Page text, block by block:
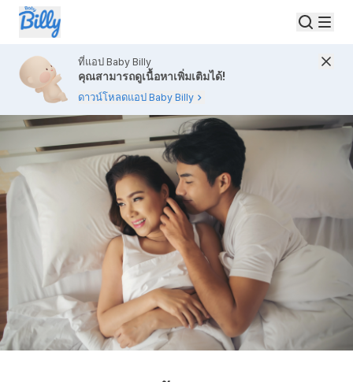
ที่แอป Baby Billy
คุณสามารถดูเนื้อหาเพิ่มเติมได้!
ดาวน์โหลดแอป Baby Billy